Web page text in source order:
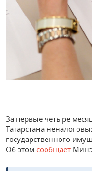
За первые четыре
Татарстана
государственного
Об этом сообщает